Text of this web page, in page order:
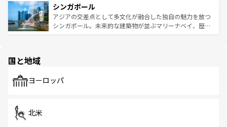
参照してほしい。
激する。気候は一年中温暖で、どの季節にも異なる楽しみ
が待っている。親しみやすいタイの人々、仏教を中心とし
た文化、そして多様な観光資源が、訪れる旅人を魅了し続
み、どこを訪れても感動するはず。観光スポットが密集し
ており、効率よく見どころを回れるのも魅力。息をのむよ
うな絶景から文化的な体験まで、香港を存分に楽しみ尽く
シンガポール
アジアの交差点として多文化が融合した独自の魅力を放つ
シンガポール。未来的な建築物が並ぶマリーナベイ、歴史
で、ホーカーズは地元の風情を楽しめる外せないスポット
国と地域
ヨーロッパ
北米